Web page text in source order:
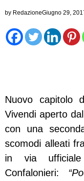
by RedazioneGiugno 29,
Nuovo capitolo
Vivendi aperto
con una
scomodi alleati
in via ufficiale
Confalonieri: